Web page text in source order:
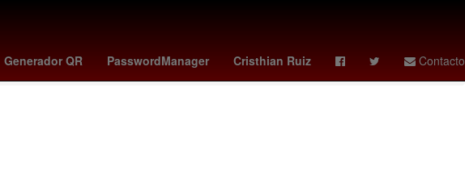
Generador QR PasswordManager Cristhian Ruiz Contacto
comisión Ferrocarril de Cuernavaca
loteria nacional 15 de febrero 2026